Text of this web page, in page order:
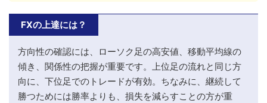
FXの上達には？
方向性の確認には、ローソク足の高安値、移動平均線の
傾き、関係性の把握が重要です。上位足の流れと同じ方
向に、下位足でのトレードが有効。ちなみに、継続して
勝つためには勝率よりも、損失を減らすことの方が重